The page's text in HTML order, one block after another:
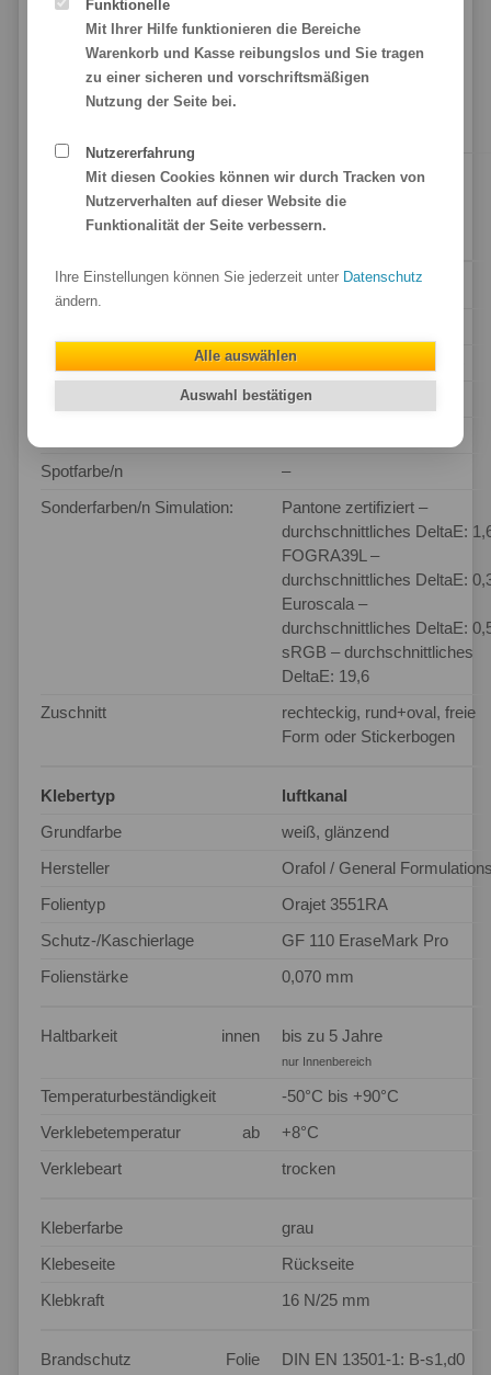
Maschinenpark.
Gold- & Silberfolie m it ❤ für Sie gedruckt!
Technische Daten
Produktbezeichnung Klebefolie whiteboard
1.200 x 600 dpi (10 Pass)
pl
4,3
Spotfarbe/n
–
Sonderfarben/n Simulation:
Pantone zertifiziert –
durchschnittliches DeltaE:
FOGRA39L –
durchschnittliches DeltaE:
Euroscala –
durchschnittliches DeltaE:
sRGB – durchschnittliches
DeltaE: 19,6
Zuschnitt
rechteckig, rund+oval, freie
Form oder Stickerbogen
Klebertyp
luftkanal
Grundfarbe
weiß, glänzend
Hersteller
Orafol / General
Folientyp
Orajet 3551RA
Schutz-/Kaschierlage
GF 110 EraseMark Pro
Folienstärke
0,070 mm
Haltbarkeit innen bis zu 5 Jahre
nur Innenbereich
Temperaturbeständigkeit
-50°C bis +90°C
Verklebetemperatur
ab
+8°C
Verklebeart
trocken
Kleberfarbe
grau
Klebeseite
Rückseite
Klebkraft
16 N/25 mm
Brandschutz Folie
DIN EN 13501-1: B-s1,d0
Funktionelle
Mit Ihrer Hilfe funktionieren die Bereiche
Warenkorb und Kasse reibungslos und Sie tragen
zu einer sicheren und vorschriftsmäßigen
Nutzung der Seite bei.
Nutzererfahrung
Mit diesen Cookies können wir durch Tracken von
Nutzerverhalten auf dieser Website die
Funktionalität der Seite verbessern.
Ihre Einstellungen können Sie jederzeit unter Datenschutz
ändern.
Alle auswählen
Auswahl bestätigen